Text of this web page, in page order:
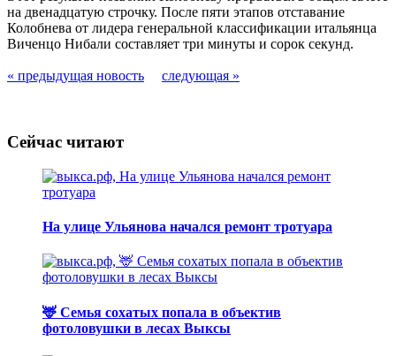
на двенадцатую строчку. После пяти этапов отставание
Колобнева от лидера генеральной классификации итальянца
Виченцо Нибали составляет три минуты и сорок секунд.
« предыдущая новость следующая »
Сейчас читают
На улице Ульянова начался ремонт тротуара
🦌 Семья сохатых попала в объектив
фотоловушки в лесах Выксы